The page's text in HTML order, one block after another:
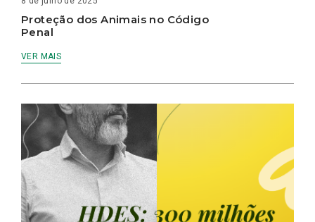
Proteção dos Animais no Código
Penal
VER MAIS